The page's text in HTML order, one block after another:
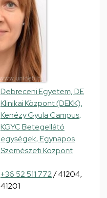
Debreceni Egyetem, DE
Klinikai Központ (DEKK),
Kenézy Gyula Campus,
KGYC Betegellátó
egységek, Egynapos
Szemészeti Központ
+36 52 511 772/ 41204,
41201